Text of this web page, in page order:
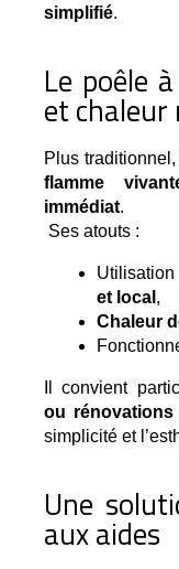
simplifié.
Le poêle
et
Plus
flamme
immédiat.
Ses atouts :
Utilisation
et local ,
Chaleur
Il convient
ou rénovations
simplicité et
Une
aux aides